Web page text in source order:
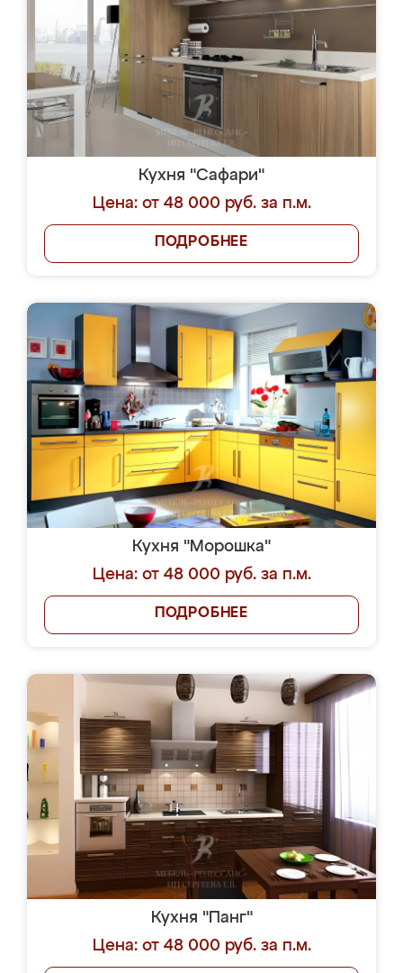
Кухня "Сафари"
Цена: от 48 000 руб. за п.м.
ПОДРОБНЕЕ
Кухня "Морошка"
Цена: от 48 000 руб. за п.м.
ПОДРОБНЕЕ
Кухня "Панг"
Цена: от 48 000 руб. за п.м.